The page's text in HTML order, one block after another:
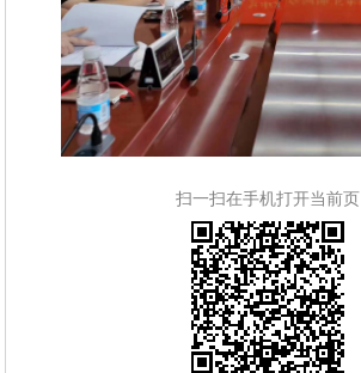
扫一扫在手机打开当前页